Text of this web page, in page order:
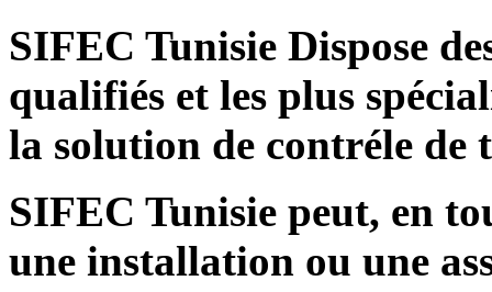
SIFEC Tunisie Dispose
qualifiés et les plus
la solution de contréle de
SIFEC Tunisie peut, en
une installation ou une